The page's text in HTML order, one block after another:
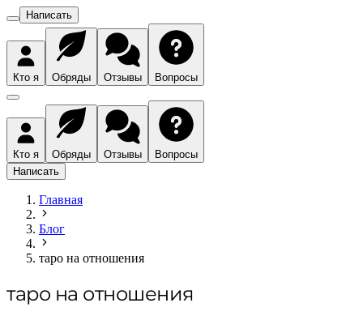
Написать
Кто я Обряды Отзывы Вопросы
Кто я Обряды Отзывы
Вопросы
Написать
Главная
Блог
таро на отношения
таро на отношения